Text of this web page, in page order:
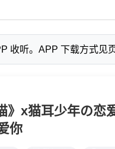
收听。APP 下载方式见
》x猫耳少年の恋
你